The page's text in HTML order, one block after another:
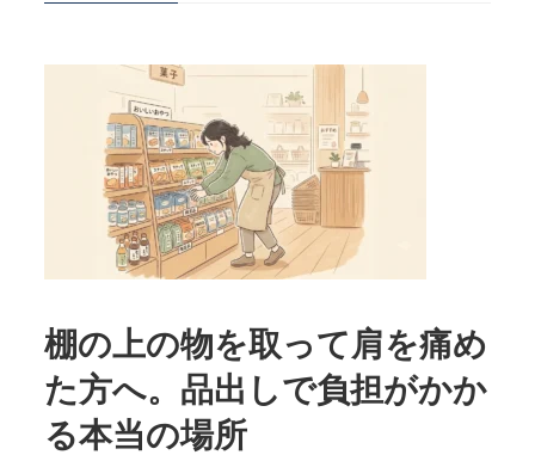
棚の上の物を取って肩を痛め
た方へ。品出しで負担がかか
る本当の場所